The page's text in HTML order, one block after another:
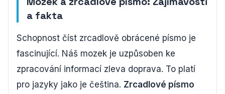
a fakta
Schopnost číst zrcadlově obrácené písmo je
fascinující. Náš mozek je uzpůsoben ke
zpracování informací zleva doprava. To platí
pro jazyky jako je čeština. Zrcadlové písmo